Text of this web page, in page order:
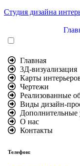
Студия дизайна
Главная
3Д-визуализация
Карты
Чертежи
Реализованные
Виды дизайн-
Дополнительные
О нас
Контакты
Телефон: